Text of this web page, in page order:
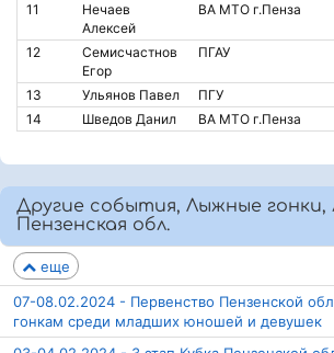
11
Нечаев
Алексей
ВА МТО г.Пенза
12
Семисчастнов
Егор
ПГАУ
13 Ульянов Павел ПГУ
14
Шведов Данил ВА МТО г.Пенза
Другие события, Лыжные гонки,
Пензенская обл.
еще
07-08.02.2024 - Первенство Пензенской
гонкам среди младших юношей и девушек